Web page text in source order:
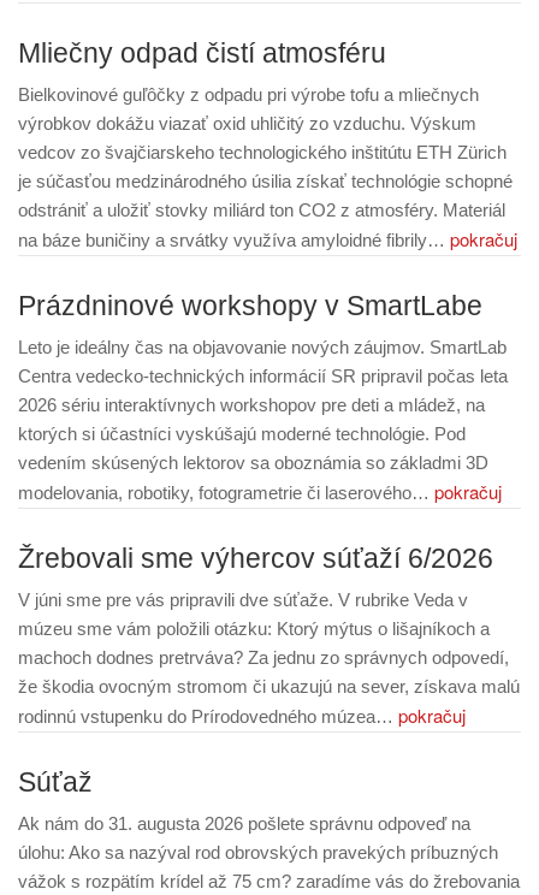
Mliečny odpad čistí atmosféru
Bielkovinové guľôčky z odpadu pri výrobe tofu a mliečnych
výrobkov dokážu viazať oxid uhličitý zo vzduchu. Výskum
vedcov zo švajčiarskeho technologického inštitútu ETH Zürich
je súčasťou medzinárodného úsilia získať technológie schopné
odstrániť a uložiť stovky miliárd ton CO2 z atmosféry. Materiál
na báze buničiny a srvátky využíva amyloidné fibrily… pokračuj
Prázdninové workshopy v SmartLabe
Leto je ideálny čas na objavovanie nových záujmov. SmartLab
Centra vedecko-technických informácií SR pripravil počas leta
2026 sériu interaktívnych workshopov pre deti a mládež, na
ktorých si účastníci vyskúšajú moderné technológie. Pod
vedením skúsených lektorov sa oboznámia so základmi 3D
modelovania, robotiky, fotogrametrie či laserového… pokračuj
Žrebovali sme výhercov súťaží 6/2026
V júni sme pre vás pripravili dve súťaže. V rubrike Veda v
múzeu sme vám položili otázku: Ktorý mýtus o lišajníkoch a
machoch dodnes pretrváva? Za jednu zo správnych odpovedí,
že škodia ovocným stromom či ukazujú na sever, získava malú
rodinnú vstupenku do Prírodovedného múzea… pokračuj
Súťaž
Ak nám do 31. augusta 2026 pošlete správnu odpoveď na
úlohu: Ako sa nazýval rod obrovských pravekých príbuzných
vážok s rozpätím krídel až 75 cm? zaradíme vás do žrebovania